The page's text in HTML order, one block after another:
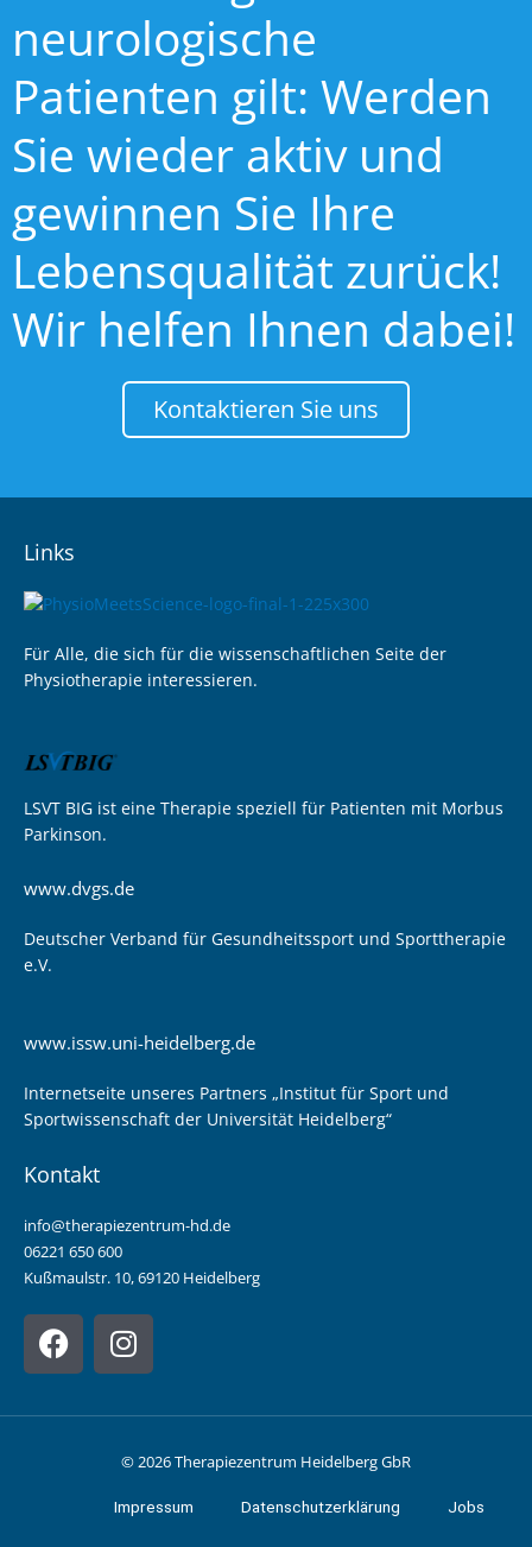
neurologische
Patienten gilt: Werden
Sie wieder aktiv und
gewinnen Sie Ihre
Lebensqualität zurück!
Wir helfen Ihnen dabei!
Kontaktieren Sie uns
Links
Für Alle, die sich für die wissenschaftlichen Seite der
Physiotherapie interessieren.
LSVT BIG ist eine Therapie speziell für Patienten mit Morbus
Parkinson.
www.dvgs.de
Deutscher Verband für Gesundheitssport und Sporttherapie
e.V.
www.issw.uni-heidelberg.de
Internetseite unseres Partners „Institut für Sport und
Sportwissenschaft der Universität Heidelberg“
Kontakt
info@therapiezentrum-hd.de
06221 650 600
Kußmaulstr. 10, 69120 Heidelberg
F
a
c
e
I
n
s
t
g
r
© 2026 Therapiezentrum Heidelberg GbR
Impressum Datenschutzerklärung Jobs